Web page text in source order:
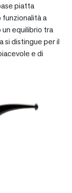
piatta
funzionalità a
equilibrio tra
si distingue per il
e di